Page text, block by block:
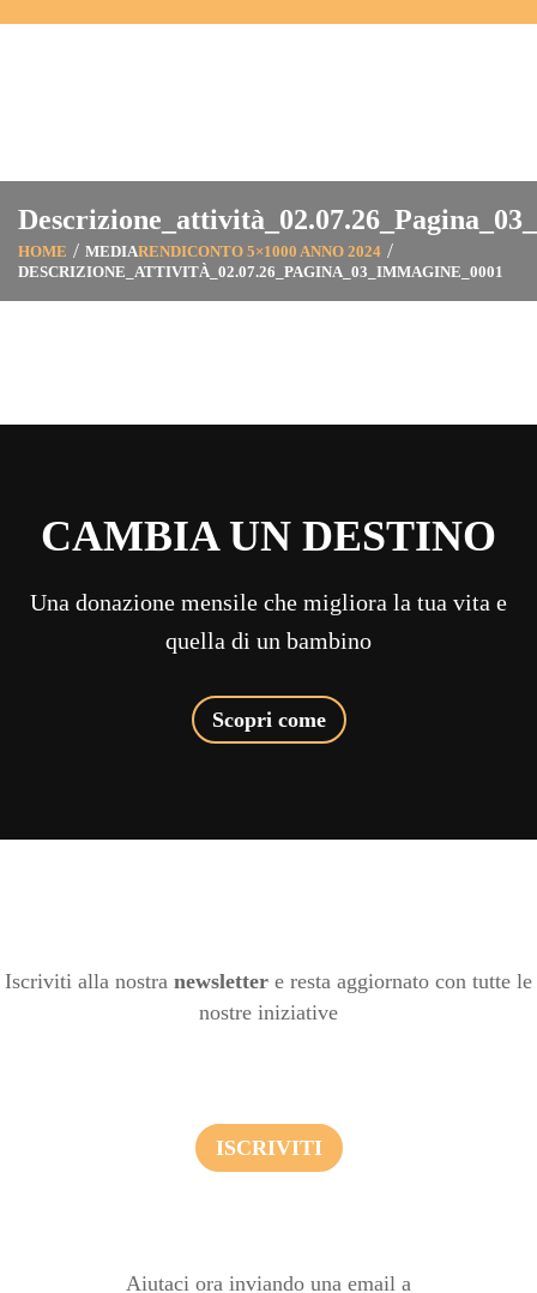
HOME MEDIARENDICONTO 5×1000 ANNO 2024
DESCRIZIONE_ATTIVITÀ_02.07.26_PAGINA_03_IMMAGINE_0001
CAMBIA UN DESTINO
Una donazione mensile che migliora la tua vita e
quella di un bambino
Scopri come
Iscriviti alla nostra newsletter e resta aggiornato con tutte le
nostre iniziative
ISCRIVITI
Aiutaci ora inviando una email a